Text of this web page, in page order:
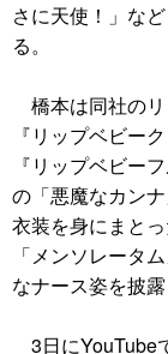
デザイン
ハウツー
さに天使！」な
る。
橋本は同社の
『リップベビー
『リップベビー
の「悪魔なカン
衣装を身にまと
「メンソレータ
なナース姿を披露
3日にYouTube